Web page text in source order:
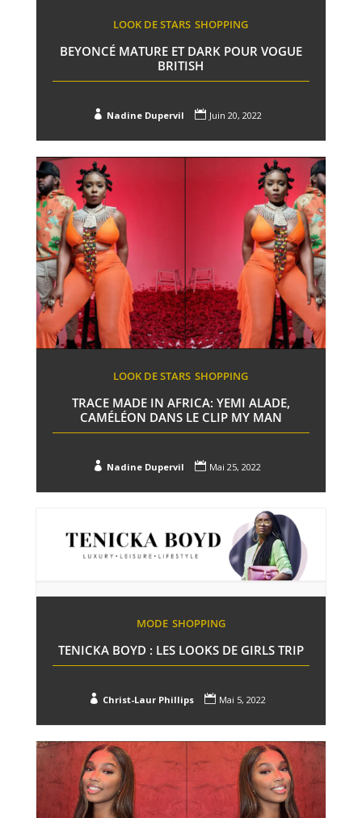
LOOK DE STARS SHOPPING
BEYONCÉ MATURE ET DARK POUR VOGUE
BRITISH
 Nadine Dupervil  Juin 20, 2022
LOOK DE STARS SHOPPING
TRACE MADE IN AFRICA: YEMI ALADE,
CAMÉLÉON DANS LE CLIP MY MAN
 Nadine Dupervil  Mai 25, 2022
MODE SHOPPING
TENICKA BOYD : LES LOOKS DE GIRLS TRIP
 Christ-Laur Phillips  Mai 5, 2022